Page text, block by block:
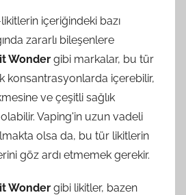
içeriğindeki bazı
zararlı bileşenlere
Wonder gibi markalar, bu tür
konsantrasyonlarda içerebilir,
ve çeşitli sağlık
Vaping'in uzun vadeli
olsa da, bu tür likitlerin
göz ardı etmemek gerekir.
Wonder gibi likitler, bazen